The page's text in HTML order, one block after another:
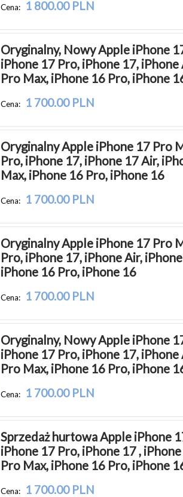
Cena: 1 800.00 PLN
Oryginalny, Nowy Apple iPhone
iPhone 17 Pro, iPhone 17, iPhone
Pro Max, iPhone 16 Pro, iPhone
Cena: 1 700.00 PLN
Oryginalny Apple iPhone 17 Pro
Pro, iPhone 17, iPhone 17 Air,
Max, iPhone 16 Pro, iPhone 16
Cena: 1 700.00 PLN
Oryginalny Apple iPhone 17 Pro
Pro, iPhone 17, iPhone Air,
iPhone 16 Pro, iPhone 16
Cena: 1 700.00 PLN
Oryginalny, Nowy Apple iPhone
iPhone 17 Pro, iPhone 17, iPhone
Pro Max, iPhone 16 Pro, iPhone
Cena: 1 700.00 PLN
Sprzedaż hurtowa Apple iPhone
iPhone 17 Pro, iPhone 17 ,
Pro Max, iPhone 16 Pro, iPhone
Cena: 1 700.00 PLN